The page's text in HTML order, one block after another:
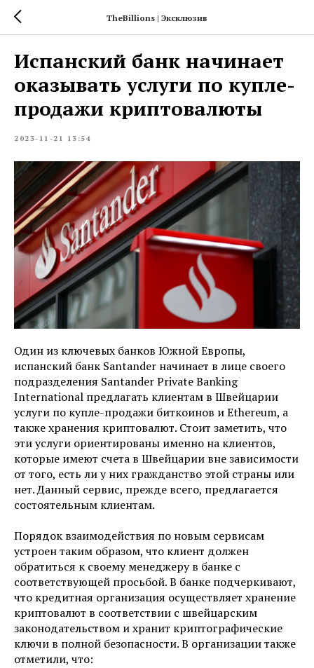
TheBillions | Эксклюзив
Испанский банк начинает
оказывать услуги по купле-
продажи криптовалюты
2023-11-21 13:54
Один из ключевых банков Южной Европы,
испанский банк Santander начинает в лице своего
подразделения Santander Private Banking
International предлагать клиентам в Швейцарии
услуги по купле-продажи биткоинов и Ethereum, а
также хранения криптовалют. Стоит заметить, что
эти услуги ориентированы именно на клиентов,
которые имеют счета в Швейцарии вне зависимости
от того, есть ли у них гражданство этой страны или
нет. Данный сервис, прежде всего, предлагается
состоятельным клиентам.
Порядок взаимодействия по новым сервисам
устроен таким образом, что клиент должен
обратиться к своему менеджеру в банке с
соответствующей просьбой. В банке подчеркивают,
что кредитная организация осуществляет хранение
криптовалют в соответствии с швейцарским
законодательством и хранит криптографические
ключи в полной безопасности. В организации также
отметили, что: